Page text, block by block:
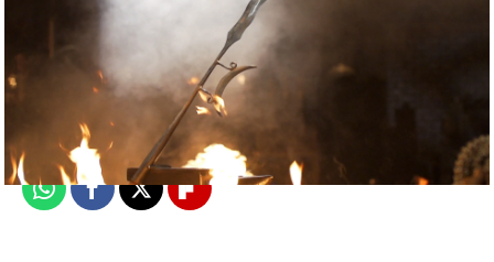
mega
Madrid
Publicado: 28 de enero de 2020, 22:34
WhatsappFacebook
X Flipboard